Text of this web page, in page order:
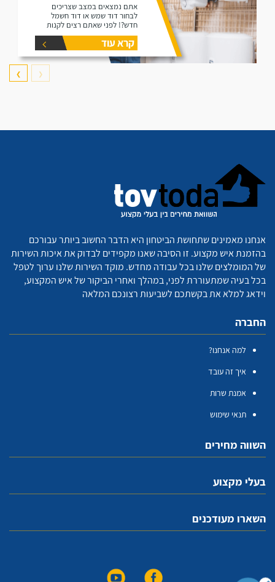
אתם נמצאים במצב שצריכים
לבחור דוד שמש או דוד חשמל
חדש?! לפני שאתם רצים לקנות
דוד תקרו את המאמר זה הוא נותן
את המידע הפורט על נפחים שונים
של דודים ואיזה דוד הכי יתאים
עבורכם.
קרא עוד
❮
❯
אנחנו מאמינים שתחושת הביטחון היא הדבר החשוב ביותר עבורכם
בהזמנת איש מקצוע. זו הסיבה שאנו מקפידים לבדוק את איכות השירות
של המומלצים שלנו בכל עבודה מחדש. מוקד השירות שלנו ערוך לטפל
בכל בעיה שמתעוררת לפני, במהלך ואחרי הביקור של איש המקצוע,
וידאג למלא את בקשתכם לשביעות רצונכם המלאה
החברה
למה אנחנו?
איך זה עובד
אמנת שרות
תנאי שימוש
השווה מחירים
בעלי מקצוע
השארו מעודכנים